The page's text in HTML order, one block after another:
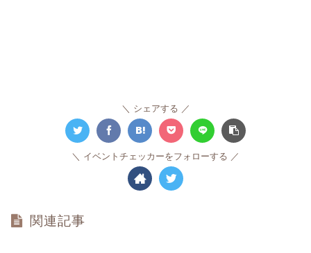
シェアする
イベントチェッカーをフォローする
関連記事